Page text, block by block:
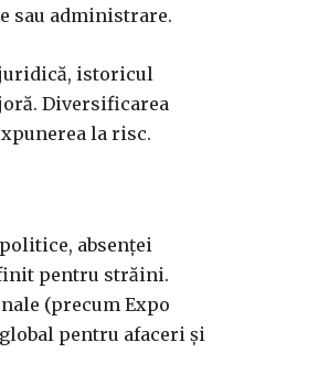
sau administrare.
istoricul
Diversificarea
la risc.
absenței
pentru străini.
(precum Expo
pentru afaceri și